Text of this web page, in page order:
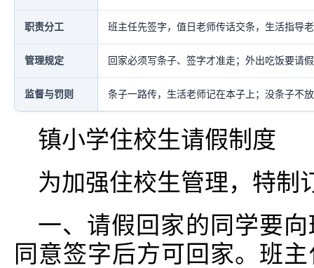
职责分工 班主任先签字，值日老师传话交条，生活指导
管理规定 回家必须写条子、签字才准走；外出吃饭要请
监督与罚则 条子一路传，生活老师记在本子上；没条子不
镇小学住校生请假制度
为加强住校生管理，特制
一、请假回家的同学要
同意签字后方可回家。班